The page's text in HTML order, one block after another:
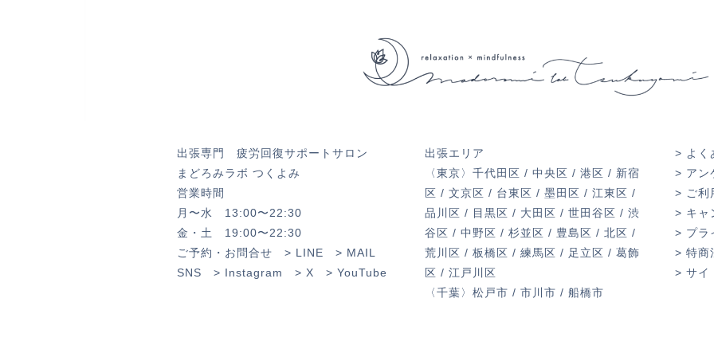
出張専門 疲労回復サポートサロン
まどろみラボ つくよみ
営業時間
月〜水 13:00〜22:30
金・土 19:00〜22:30
ご予約・お問合せ > LINE > MAIL
SNS > Instagram > X > YouTube
出張エリア
〈東京〉千代田区 / 中央区 / 港区 / 新宿
区 / 文京区 / 台東区 / 墨田区 / 江東区 /
品川区 / 目黒区 / 大田区 / 世田谷区 / 渋
谷区 / 中野区 / 杉並区 / 豊島区 / 北区 /
荒川区 / 板橋区 / 練馬区 / 足立区 / 葛飾
区 / 江戸川区
〈千葉〉松戸市 / 市川市 / 船橋市
> よく
> アン
> ご利
> キャ
> プラ
> 特商
> サイ